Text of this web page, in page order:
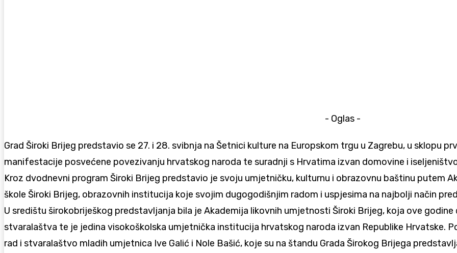
- Oglas -
Grad Široki Brijeg predstavio se 27. i 28. svibnja na Šetnici kulture na Europskom trgu u Zagrebu, u sklopu
manifestacije posvećene povezivanju hrvatskog naroda te suradnji s Hrvatima izvan domovine i
Kroz dvodnevni program Široki Brijeg predstavio je svoju umjetničku, kulturnu i obrazovnu baštinu putem
škole Široki Brijeg, obrazovnih institucija koje svojim dugogodišnjim radom i uspjesima na najbolji način
U središtu širokobriješkog predstavljanja bila je Akademija likovnih umjetnosti Široki Brijeg, koja ove
stvaralaštva te je jedina visokoškolska umjetnička institucija hrvatskog naroda izvan Republike Hrvatske.
rad i stvaralaštvo mladih umjetnica Ive Galić i Nole Bašić, koje su na štandu Grada Širokog Brijega